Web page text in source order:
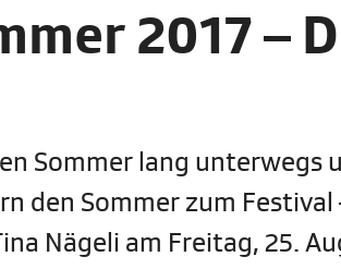
2017 –
Sommer lang unterwegs
den Sommer zum Festival
Nägeli am Freitag, 25.